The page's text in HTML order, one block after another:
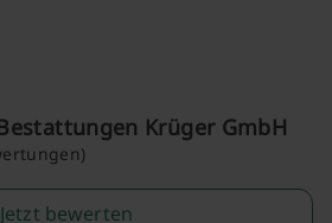
Krüger GmbH
Jetzt bewerten